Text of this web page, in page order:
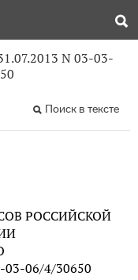
N 03-03-
Поиск в тексте
РОССИЙСКОЙ
03-06/4/30650